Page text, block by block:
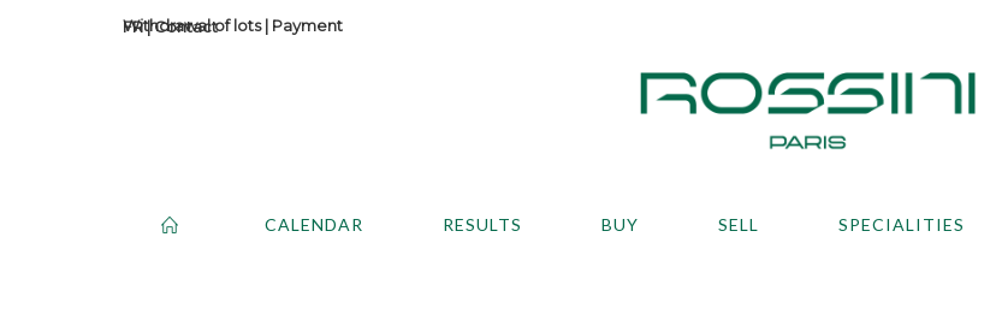
Contact
Withdrawal of lots| Payment
CALENDAR RESULTS BUY SELL SPECIALITIES